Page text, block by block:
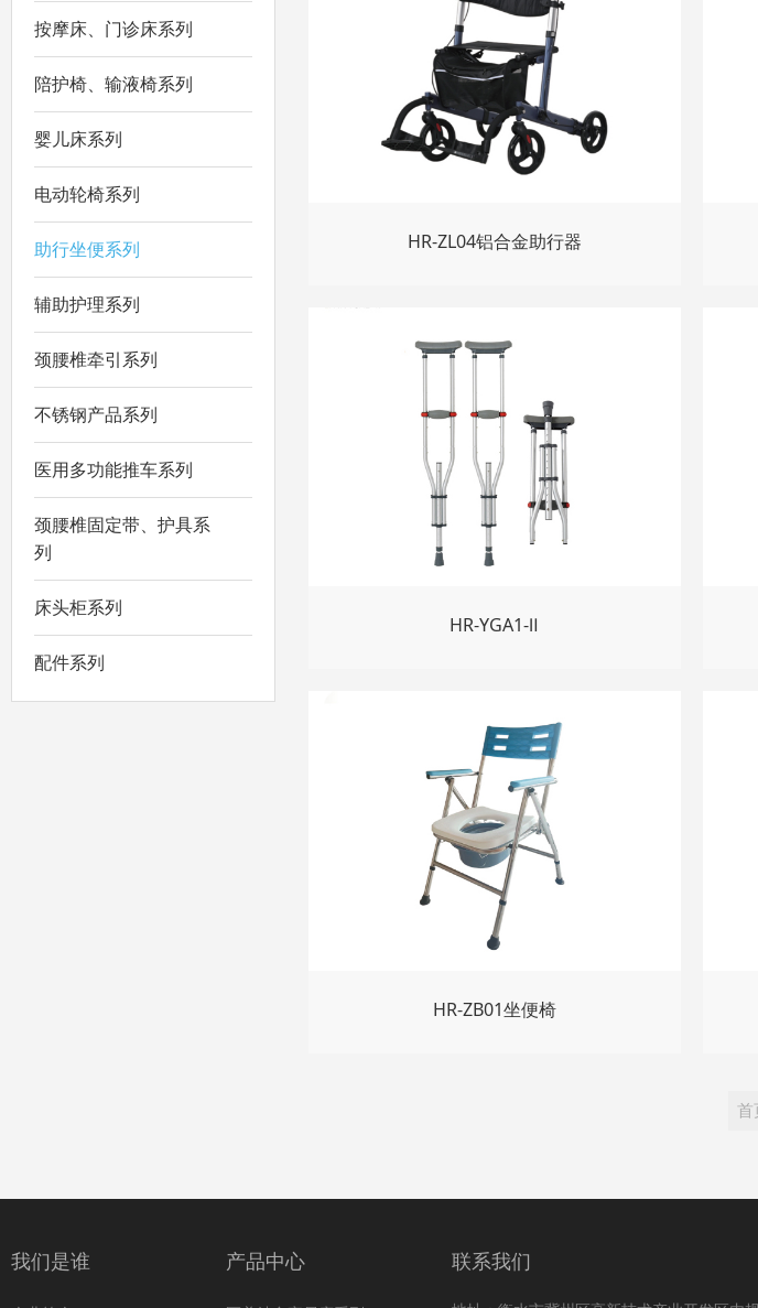
按摩床、门诊床系列
陪护椅、输液椅系列
婴儿床系列
电动轮椅系列
助行坐便系列
辅助护理系列
颈腰椎牵引系列
不锈钢产品系列
医用多功能推车系列
颈腰椎固定带、护具系
列
床头柜系列
配件系列
HR-ZL04铝合金助行器
HR-YGA1-Ⅱ
HR-ZB01坐便椅
首
我们是谁 产品中心 联系我们